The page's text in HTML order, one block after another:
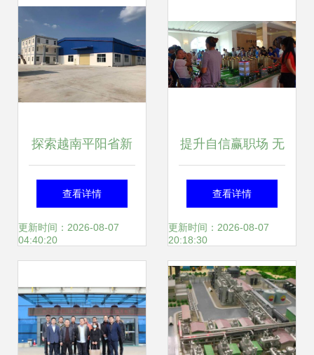
探索越南平阳省新
平工业区优质厂房
出租信息——A to
独家推荐
查看详情
更新时间：2026-08-07
04:40:20
提升自信赢职场 无
高学历中国女生的
八大出采必备新兴
职业方式排序扫偏
差。)
查看详情
更新时间：2026-08-07
20:18:30